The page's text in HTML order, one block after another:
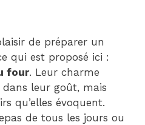
de préparer un
qui est proposé ici :
four. Leur charme
leur goût, mais
qu’elles évoquent.
de tous les jours ou